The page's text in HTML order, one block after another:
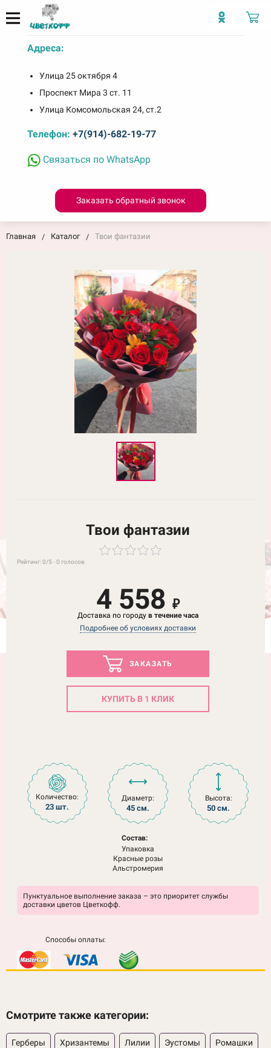
Адреса:
Улица 25 октября 4
Проспект Мира 3 ст. 11
Улица Комсомольская 24, ст.2
Телефон: +7(914)-682-19-77
Связаться по WhatsApp
Заказать обратный звонок
Главная Каталог Твои фантазии
Твои фантазии
Рейтинг:0/5 -0 голосов
4 558₽
Доставка по городув течение часа
Подробнее об условиях доставки
ЗАКАЗАТЬ
КУПИТЬ В 1 КЛИК
Количество:
23 шт.
Диаметр:
45 см.
Высота:
50 см.
Состав:
Упаковка
Красные розы
Альстромерия
Пунктуальное выполнение заказа – это приоритет службы
доставки цветов Цветкофф.
Способы оплаты:
Смотрите также категории:
Герберы Хризантемы Лилии Эустомы Ромашки